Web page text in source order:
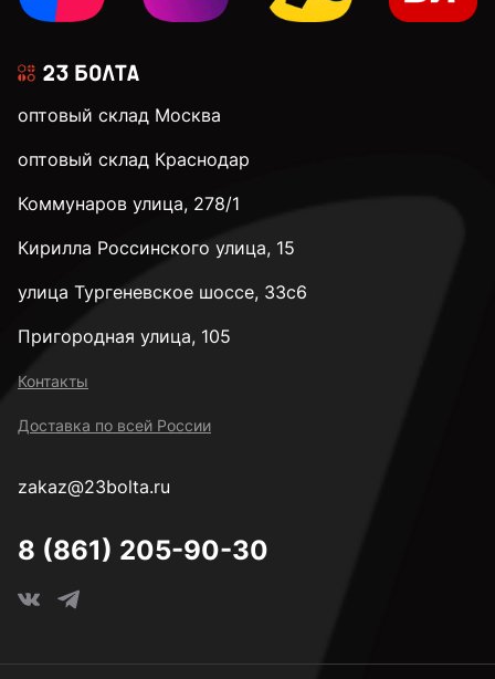
оптовый склад Москва
оптовый склад Краснодар
Коммунаров улица, 278/1
Кирилла Россинского улица, 15
улица Тургеневское шоссе, 33с6
Пригородная улица, 105
Контакты
Доставка по всей России
zakaz@23bolta.ru
8 (861) 205-90-30